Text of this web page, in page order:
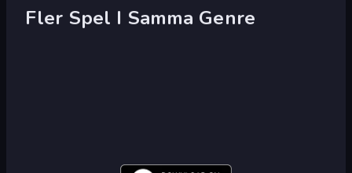
Fler Spel I Samma Genre